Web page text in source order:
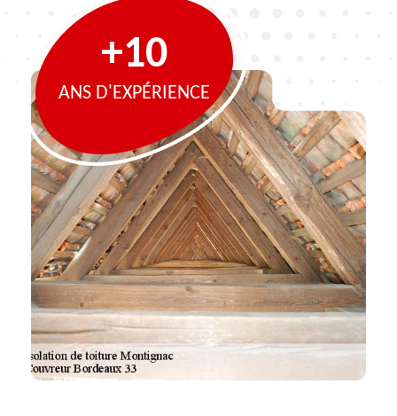
+10
ANS D'EXPÉRIENCE